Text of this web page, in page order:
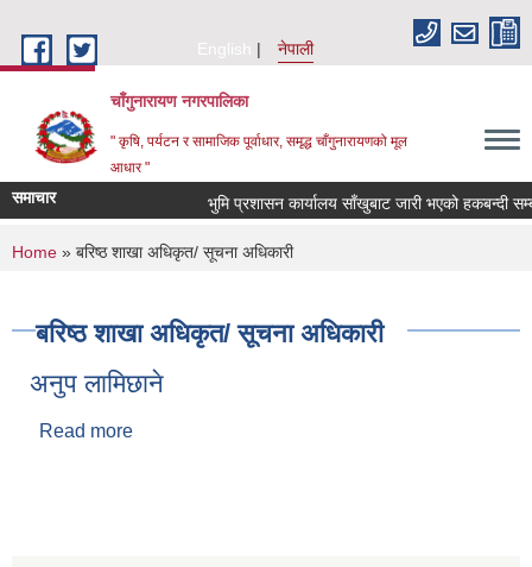
English
नेपाली
चाँगुनारायण नगरपालिका
" कृषि, पर्यटन र सामाजिक पूर्वाधार, समृद्ध चाँगुनारायणको मूल
आधार "
समाचार भुमि प्रशासन कार्यालय साँखुबाट जारी भएको हकबन्दी
You are here
Home » बरिष्ठ शाखा अधिकृत/ सूचना अधिकारी
बरिष्ठ शाखा अधिकृत/ सूचना अधिकारी
अनुप लामिछाने
Read more